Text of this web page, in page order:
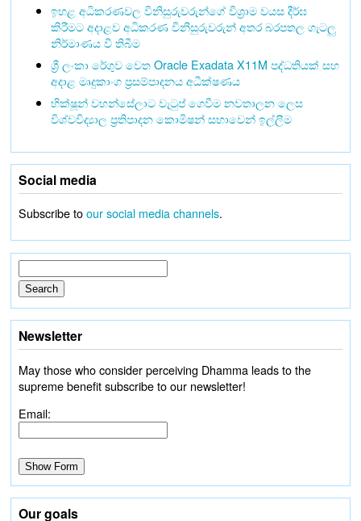
ඉහළ අධිකරණවල විනිසුරුවරුන්ගේ විශ්‍රාම වයස දීර්ඝ
කිරීමට අදාළව අධිකරණ විනිසුරුවරුන් අතර බරපතල ගැටලු
නිර්මාණය වී තිබීම
ශ්‍රී ලංකා රේගුව වෙත Oracle Exadata X11M පද්ධතියක් සහ
අදාළ මෘදුකාංග ප්‍රසම්පාදනය අධීක්ෂණය
භික්ෂූන් වහන්සේලාට වැටුප් ගෙවීම නවතාලන ලෙස
විශ්වවිද්‍යාල ප්‍රතිපාදන කොමිෂන් සභාවෙන් ඉල්ලීම
Social media
Subscribe toour social media channels.
Newsletter
May those who consider perceiving Dhamma leads to the
supreme benefit subscribe to our newsletter!
Email:
Our goals